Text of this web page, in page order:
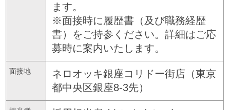
ます。
※面接時に履歴書（及び職務経歴
書）をご持参ください。詳細はご応
募時に案内いたします。
面接地
ネロオッキ銀座コリドー街店（東京
都中央区銀座8-3先）